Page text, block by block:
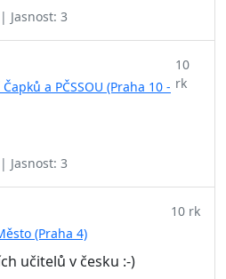
Jasnost: 3
a PČSSOU (Praha 10 -
10
rk
Jasnost: 3
(Praha 4)
10 rk
učitelů v česku :-)